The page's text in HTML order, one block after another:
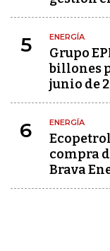
5 ENERGÍA
Grupo
billones
junio de
6 ENERGÍA
compra
Brava